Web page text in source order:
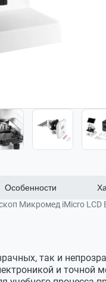
Особенности
Микромед iMicro LCD
так и
и
цифровой
со встроенным
4х, 10х и